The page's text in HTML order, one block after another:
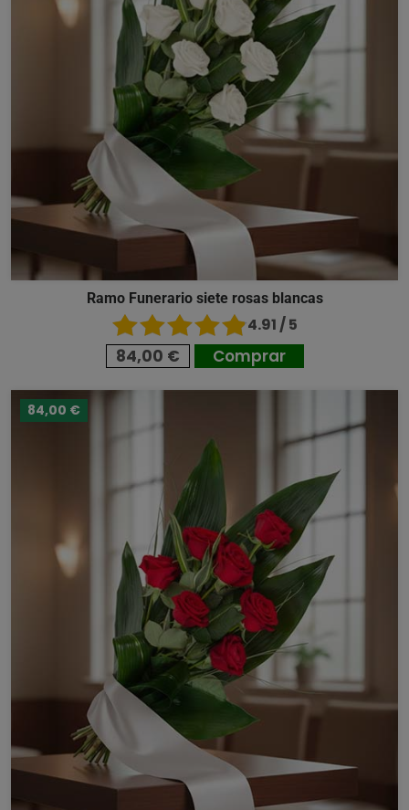
Ramo Funerario siete rosas blancas
4.91 / 5
84,00 € Comprar
84,00 €